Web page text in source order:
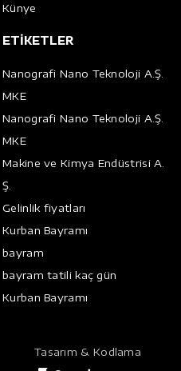
Künye
ETİKETLER
Nanografi Nano Teknoloji A.Ş.
MKE
Nanografi Nano Teknoloji A.Ş.
MKE
Makine ve Kimya Endüstrisi A.
Ş.
Gelinlik fiyatları
Kurban Bayramı
bayram
bayram tatili kaç gün
Kurban Bayramı
Tasarım & Kodlama